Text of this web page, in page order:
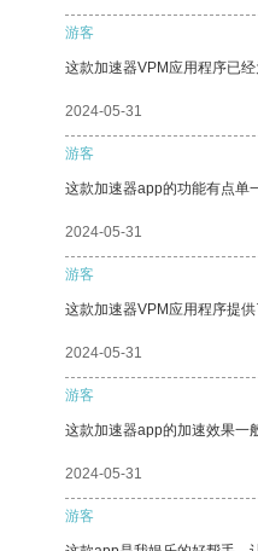
游客
这款加速器VPM应用程序已
2024-05-31
游客
这款加速器app的功能有点单
2024-05-31
游客
这款加速器VPM应用程序提
2024-05-31
游客
这款加速器app的加速效果一
2024-05-31
游客